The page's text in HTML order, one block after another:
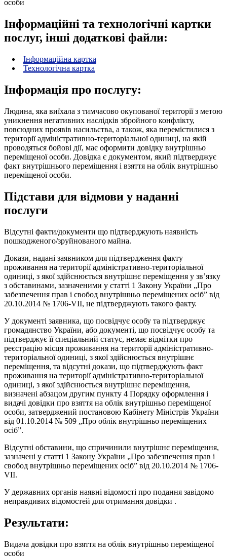
особи
Інформаційні та технологічні картки
послуг, інші додаткові файли:
Інформаційна картка
Технологічна картка
Інформація про послугу:
Людина, яка виїхала з тимчасово окупованої території з метою
уникнення негативних наслідків збройного конфлікту,
повсюдних проявів насильства, а також, яка перемістилися з
території адміністративно-територіальної одиниці, на якій
проводяться бойові дії, має оформити довідку внутрішньо
переміщеної особи. Довідка є документом, який підтверджує
факт внутрішнього переміщення і взяття на облік внутрішньо
переміщеної особи.
Підстави для відмови у наданні
послуги
Відсутні факти/документи що підтверджують наявність
пошкодженого/зруйнованого майна.
Докази, надані заявником для підтвердження факту
проживання на території адміністративно-територіальної
одиниці, з якої здійснюється внутрішнє переміщення у зв’язку
з обставинами, зазначеними у статті 1 Закону України „Про
забезпечення прав і свобод внутрішньо переміщених осіб” від
20.10.2014 № 1706-VII, не підтверджують такого факту.
У документі заявника, що посвідчує особу та підтверджує
громадянство України, або документі, що посвідчує особу та
підтверджує її спеціальний статус, немає відмітки про
реєстрацію місця проживання на території адміністративно-
територіальної одиниці, з якої здійснюється внутрішнє
переміщення, та відсутні докази, що підтверджують факт
проживання на території адміністративно-територіальної
одиниці, з якої здійснюється внутрішнє переміщення,
визначені абзацом другим пункту 4 Порядку оформлення і
видачі довідки про взяття на облік внутрішньо переміщеної
особи, затверджений постановою Кабінету Міністрів України
від 01.10.2014 № 509 „Про облік внутрішньо переміщених
осіб”.
Відсутні обставини, що спричинили внутрішнє переміщення,
зазначені у статті 1 Закону України „Про забезпечення прав і
свобод внутрішньо переміщених осіб” від 20.10.2014 № 1706-
VII.
У державних органів наявні відомості про подання завідомо
неправдивих відомостей для отримання довідки .
Результати:
Видача довідки про взяття на облік внутрішньо переміщеної
особи